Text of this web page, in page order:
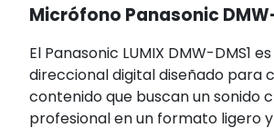
Micrófono Panasonic
El Panasonic LUMIX DMW-DMS1
direccional digital diseñado para
contenido que buscan un sonido
profesional en un formato ligero